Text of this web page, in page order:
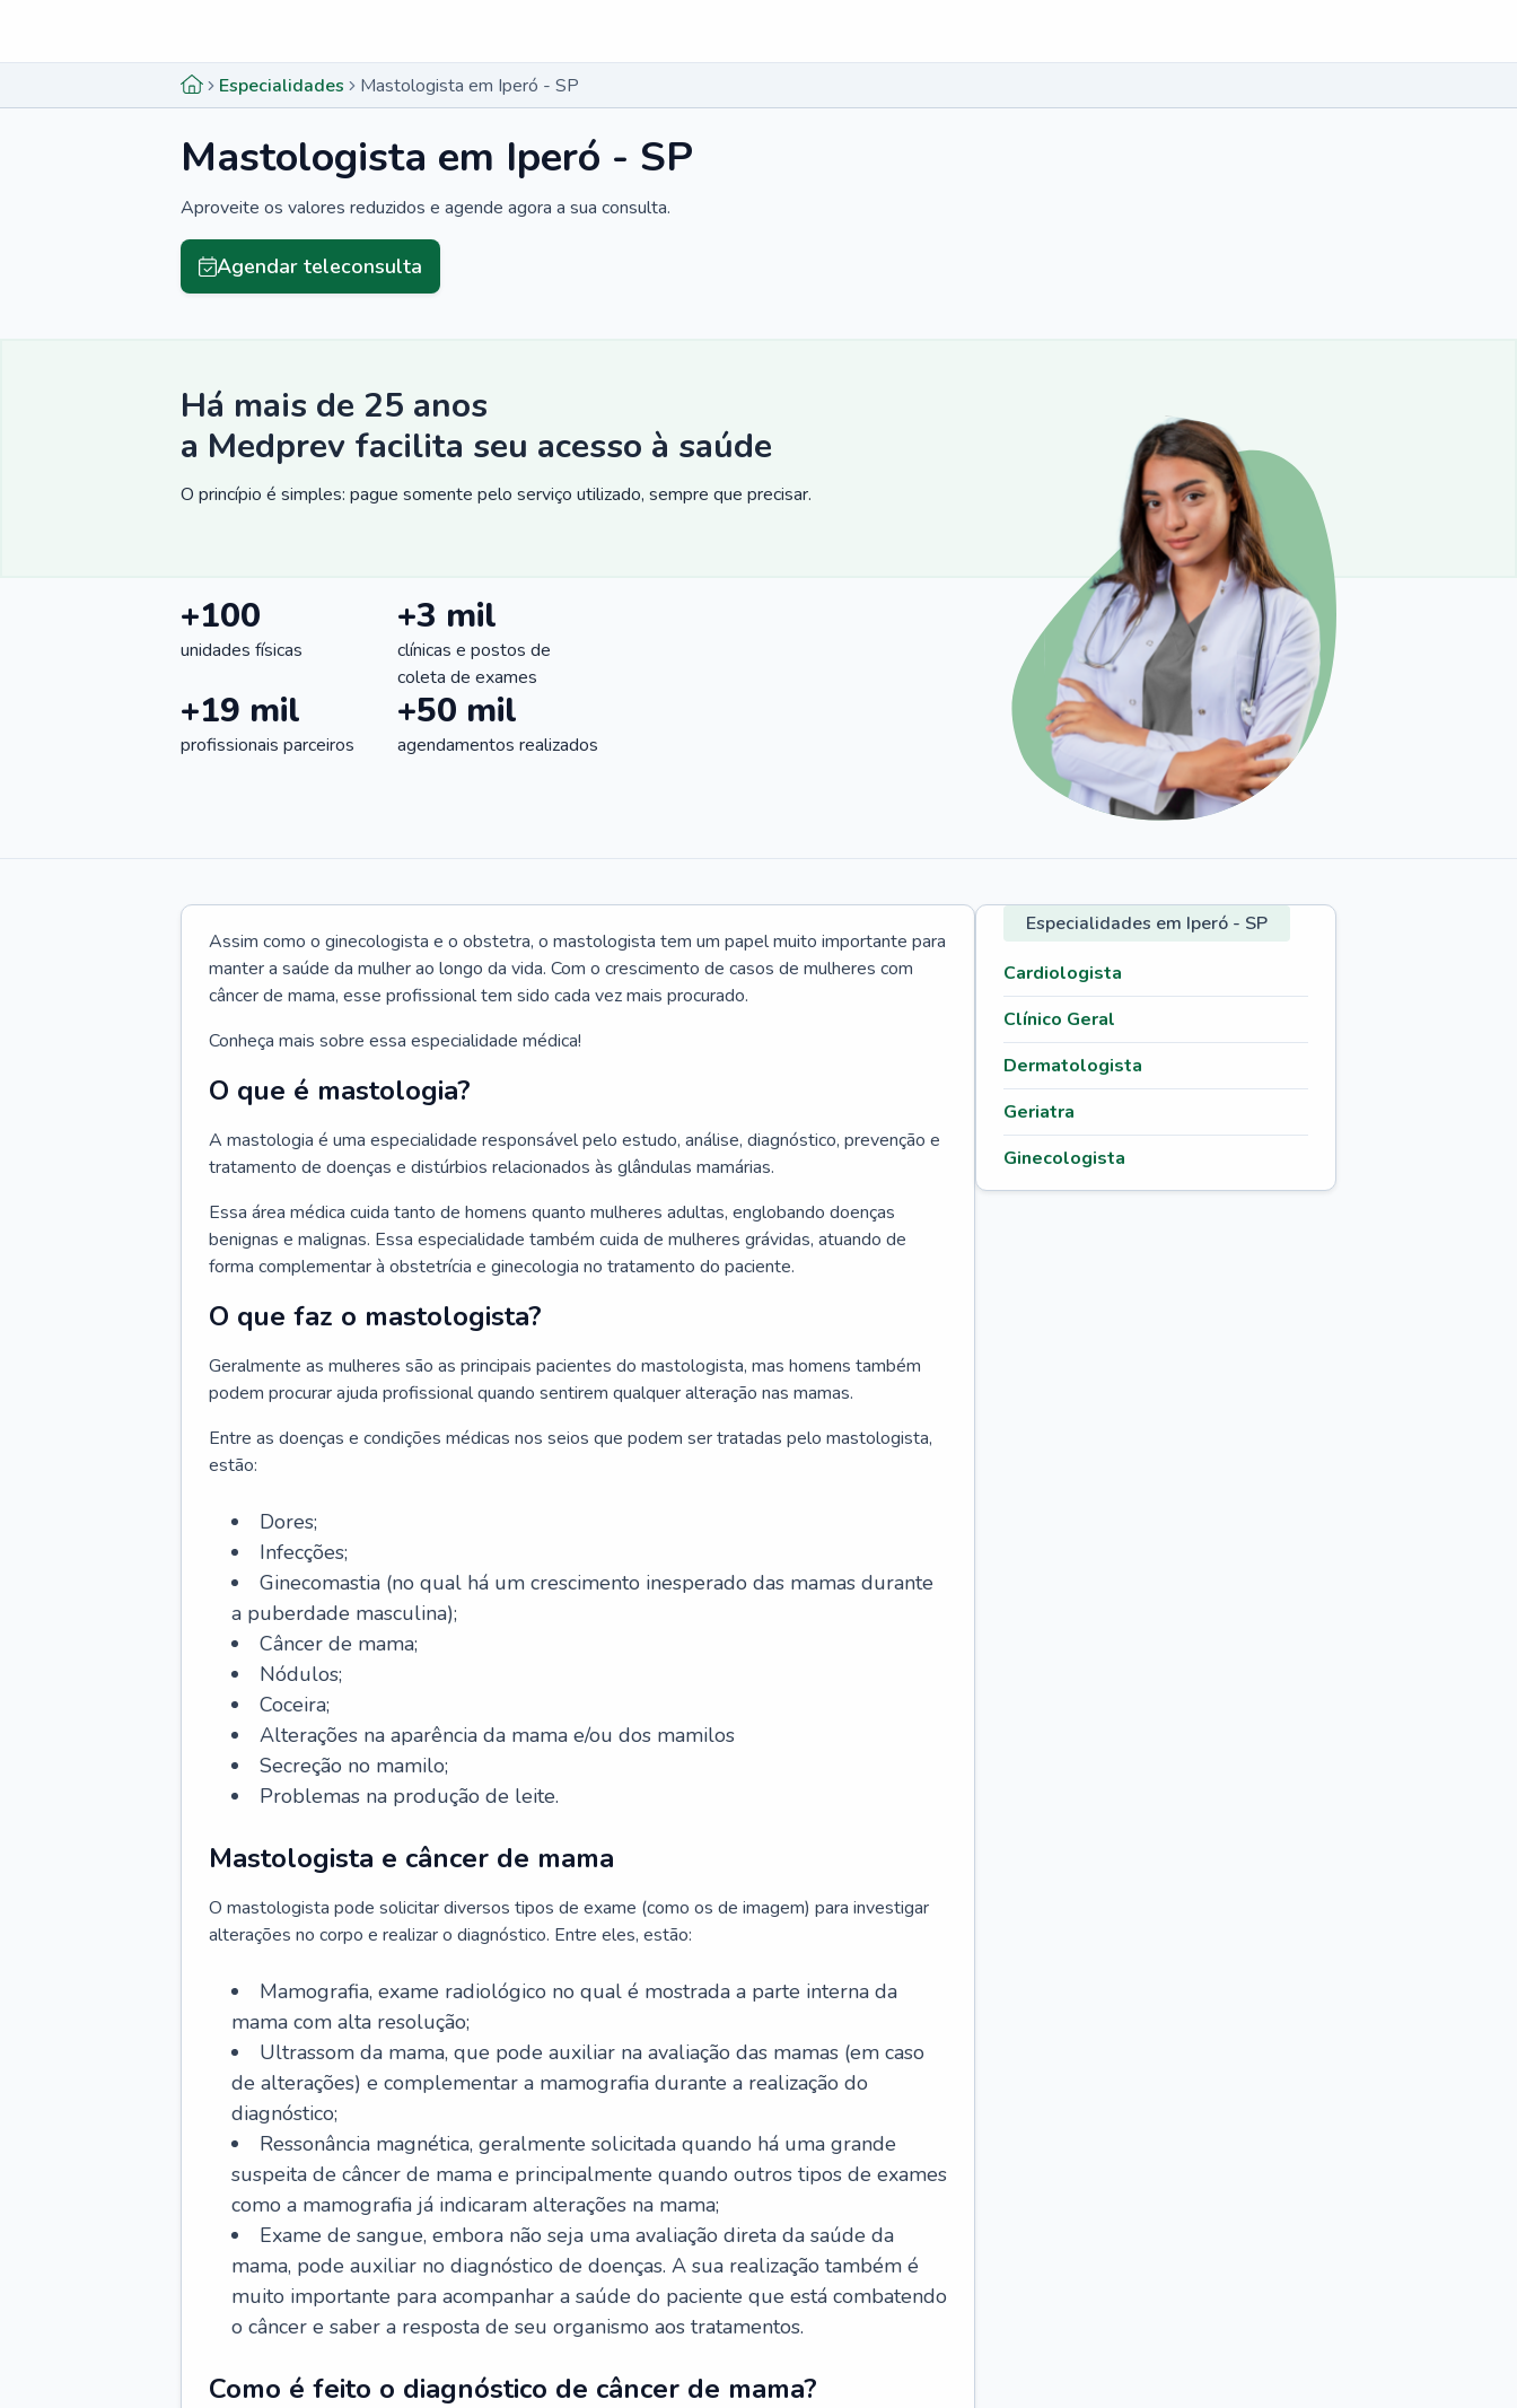
Especialidades Mastologista em Iperó - SP
Mastologista em Iperó - SP
Aproveite os valores reduzidos e agende agora a sua consulta.
Agendar teleconsulta
Há mais de 25 anos
a Medprev facilita seu acesso à saúde
O princípio é simples: pague somente pelo serviço utilizado, sempre que precisar.
+100
unidades físicas
+3 mil
clínicas e postos de
coleta de exames
+19 mil
profissionais parceiros
+50 mil
agendamentos realizados
Assim como o ginecologista e o obstetra, o mastologista tem um papel muito importante para
manter a saúde da mulher ao longo da vida. Com o crescimento de casos de mulheres com
câncer de mama, esse profissional tem sido cada vez mais procurado.
Conheça mais sobre essa especialidade médica!
O que é mastologia?
A mastologia é uma especialidade responsável pelo estudo, análise, diagnóstico, prevenção e
tratamento de doenças e distúrbios relacionados às glândulas mamárias.
Essa área médica cuida tanto de homens quanto mulheres adultas, englobando doenças
benignas e malignas. Essa especialidade também cuida de mulheres grávidas, atuando de
forma complementar à obstetrícia e ginecologia no tratamento do paciente.
O que faz o mastologista?
Geralmente as mulheres são as principais pacientes do mastologista, mas homens também
podem procurar ajuda profissional quando sentirem qualquer alteração nas mamas.
Entre as doenças e condições médicas nos seios que podem ser tratadas pelo mastologista,
estão:
Dores;
Infecções;
Ginecomastia (no qual há um crescimento inesperado das mamas durante
a puberdade masculina);
Câncer de mama;
Nódulos;
Coceira;
Alterações na aparência da mama e/ou dos mamilos
Secreção no mamilo;
Problemas na produção de leite.
Mastologista e câncer de mama
O mastologista pode solicitar diversos tipos de exame (como os de imagem) para investigar
alterações no corpo e realizar o diagnóstico. Entre eles, estão:
Mamografia, exame radiológico no qual é mostrada a parte interna da
mama com alta resolução;
Ultrassom da mama, que pode auxiliar na avaliação das mamas (em caso
de alterações) e complementar a mamografia durante a realização do
diagnóstico;
Ressonância magnética, geralmente solicitada quando há uma grande
suspeita de câncer de mama e principalmente quando outros tipos de exames
como a mamografia já indicaram alterações na mama;
Exame de sangue, embora não seja uma avaliação direta da saúde da
mama, pode auxiliar no diagnóstico de doenças. A sua realização também é
muito importante para acompanhar a saúde do paciente que está combatendo
o câncer e saber a resposta de seu organismo aos tratamentos.
Como é feito o diagnóstico de câncer de mama?
Especialidades em Iperó - SP
Cardiologista
Clínico Geral
Dermatologista
Geriatra
Ginecologista